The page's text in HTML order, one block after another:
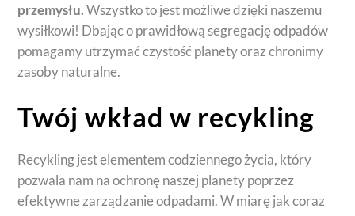
przemysłu.Wszystko to jest możliwe dzięki naszemu
wysiłkowi! Dbając o prawidłową segregację odpadów
pomagamy utrzymać czystość planety oraz chronimy
zasoby naturalne.
Twój wkład w recykling
Recykling jest elementem codziennego życia, który
pozwala nam na ochronę naszej planety poprzez
efektywne zarządzanie odpadami. W miarę jak coraz